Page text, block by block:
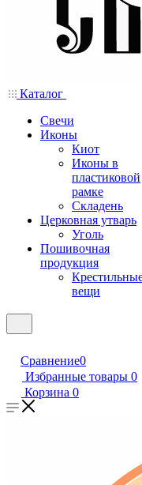
Каталог
Свечи
Иконы
Киот
Иконы в
пластиковой
рамке
Складень
Церковная утварь
Уголь
Пошивочная
продукция
вещи
Сравнение0
Избранные товары 0
Корзина 0